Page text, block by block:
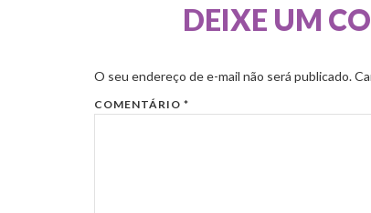
DEIXE UM
O seu endereço de e-mail não será publicado.
COMENTÁRIO *